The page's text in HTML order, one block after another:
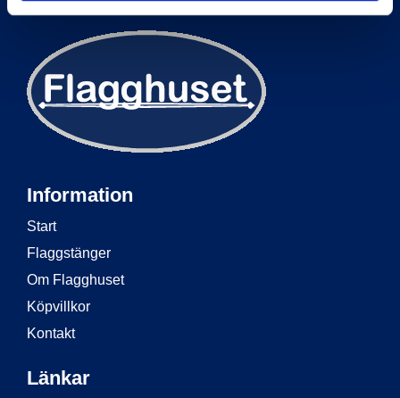
Information
Start
Flaggstänger
Om Flagghuset
Köpvillkor
Kontakt
Länkar